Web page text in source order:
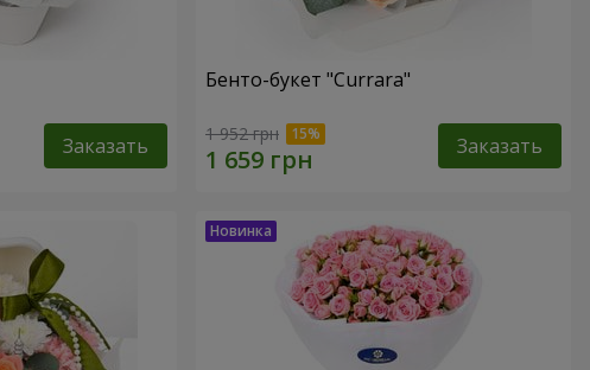
Заказать
Бенто-букет "Currara"
1 952 грн Заказать